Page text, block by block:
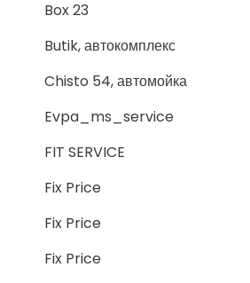
Box 23
Butik, автокомплекс
Chisto 54, автомойка
Evpa_ms_service
FIT SERVICE
Fix Price
Fix Price
Fix Price